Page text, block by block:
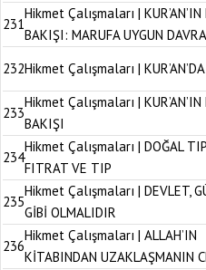
231
Hikmet Çalışmaları |
BAKIŞI: MARUFA UYGUN
232Hikmet Çalışmaları |
233
Hikmet Çalışmaları |
BAKIŞI
234
Hikmet Çalışmaları | DOĞAL
FITRAT VE TIP
235
Hikmet Çalışmaları | DEVLET,
GİBİ OLMALIDIR
236
Hikmet Çalışmaları | ALLAH’IN
KİTABINDAN UZAKLAŞMANIN